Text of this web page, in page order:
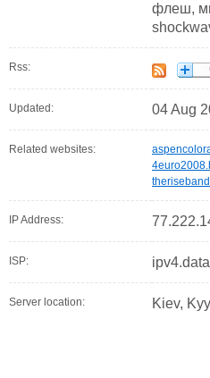
флеш,
Rss:
Updated: 04 Aug
Related websites:
IP Address:
ISP:
Server location: Kiev,